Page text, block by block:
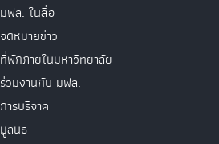
มฟล. ในสื่อ
จดหมายข่าว
ที่พักภายในมหาวิทยาลัย
ร่วมงานกับ มฟล.
การบริจาค
มูลนิธิ